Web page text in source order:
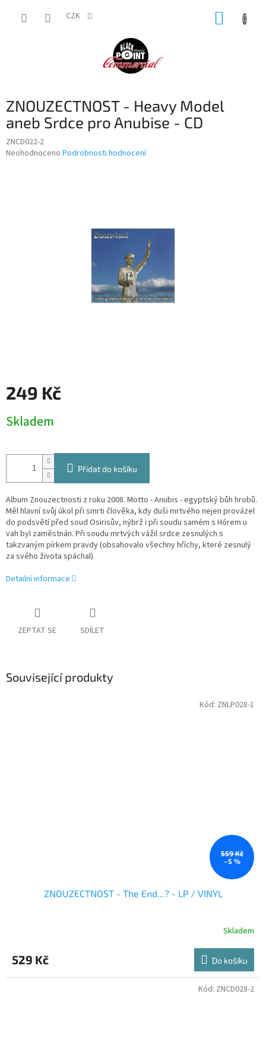
CZK
ZNOUZECTNOST - Heavy Model
aneb Srdce pro Anubise - CD
ZNCD022-2
Průměrné
Neohodnoceno Podrobnosti hodnocení
249 Kč
cena:
Skladem
Přidat do košíku
Album Znouzectnosti z roku 2008. Motto - Anubis - egyptský bůh hrobů.
Měl hlavní svůj úkol při smrti člověka, kdy duši mrtvého nejen provázel
do podsvětí před soud Osirisův, nýbrž i při soudu samém s Hórem u
vah byl zaměstnán. Při soudu mrtvých vážil srdce zesnulých s
takzvaným pírkem pravdy (obsahovalo všechny hříchy, které zesnulý
za svého života spáchal).
Detailní informace
ZEPTAT SE SDÍLET
Související produkty
559 Kč
–5 %
ZNOUZECTNOST - The End...? - LP / VINYL
Skladem
529 Kč Do košíku
Kód: ZNLP028-1
Kód: ZNCD028-2